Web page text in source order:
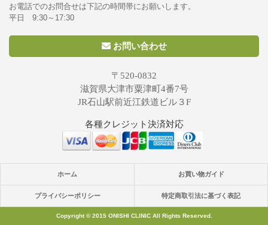
お電話でのお問合せは下記の時間帯にお願いします。
平日 9:30～17:30
お問い合わせ
〒520-0832
滋賀県大津市粟津町4番7号
JR石山駅前近江鉄道ビル３F
各種クレジット決済対応
ホーム お買い物ガイド
プライバシーポリシー 特定商取引法に基づく表記
Copyright © 2015 ONISHI CLINIC All Rights Reserved.